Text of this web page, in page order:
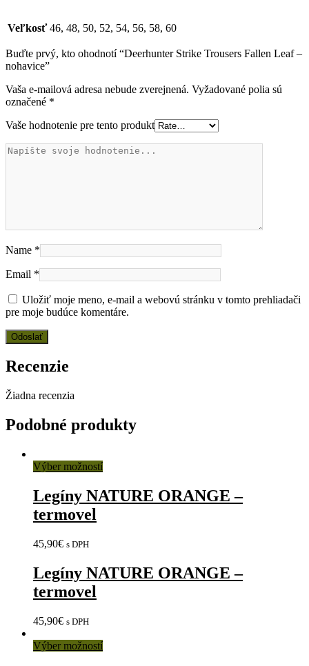
Veľkosť 46, 48, 50, 52, 54, 56, 58, 60
Buďte prvý, kto ohodnotí “Deerhunter Strike Trousers Fallen Leaf –
nohavice”
Vaša e-mailová adresa nebude zverejnená. Vyžadované polia sú
označené *
Vaše hodnotenie pre tento produkt
Name *
Email *
Uložiť moje meno, e-mail a webovú stránku v tomto prehliadači
pre moje budúce komentáre.
Recenzie
Žiadna recenzia
Podobné produkty
Výber možností
Legíny NATURE ORANGE –
termovel
45,90€ s DPH
Legíny NATURE ORANGE –
termovel
45,90€ s DPH
Výber možností